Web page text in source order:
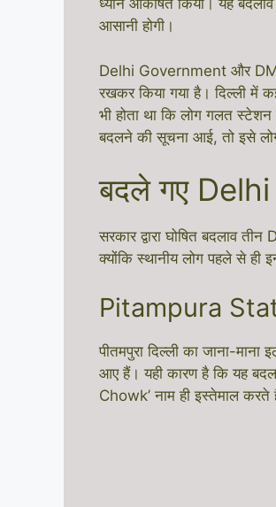
ध्यान आकर्षित किया। यह
आसानी होगी।
Delhi Government और
रखकर किया गया है। दिल्ली में
भी होता था कि लोग गलत
बदलने की सूचना आई, तो इसे
बदले गए
सरकार द्वारा घोषित बदलाव
क्योंकि स्थानीय लोग पहले से ही
Pitampura
पीतमपुरा दिल्ली का जाना-
आए हैं। यही कारण है कि यह
Chowk’ नाम ही इस्तेमाल